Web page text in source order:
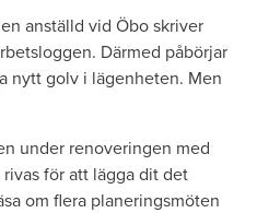
anställd vid Öbo skriver
Därmed påbörjar
nytt golv i lägenheten. Men
under renoveringen med
för att lägga dit det
om flera planeringsmöten